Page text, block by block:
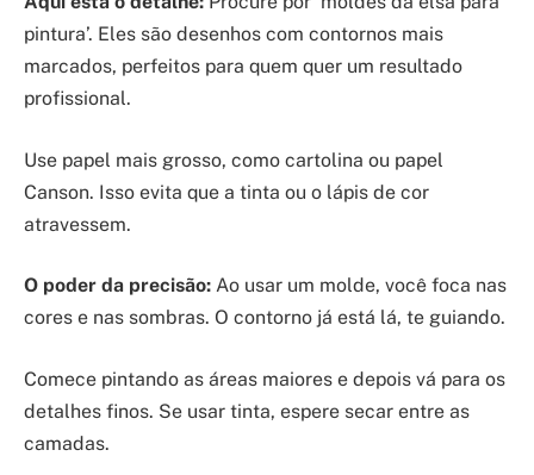
pintura’. Eles são desenhos com contornos mais
marcados, perfeitos para quem quer um resultado
profissional.
Use papel mais grosso, como cartolina ou papel
Canson. Isso evita que a tinta ou o lápis de cor
atravessem.
O poder da precisão: Ao usar um molde, você foca nas
cores e nas sombras. O contorno já está lá, te guiando.
Comece pintando as áreas maiores e depois vá para os
detalhes finos. Se usar tinta, espere secar entre as
camadas.